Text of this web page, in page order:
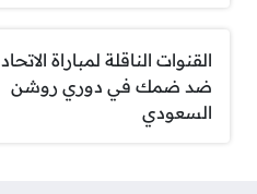
القنوات الناقلة لمباراة الاتحاد
ضد ضمك في دوري روشن
السعودي